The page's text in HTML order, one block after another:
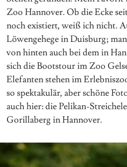
Zoo Hannover. Ob die Ecke
noch existiert, weiß ich nicht.
Löwengehege in Duisburg;
von hinten auch bei dem in
sich die Bootstour im Zoo
Elefanten stehen im
so spektakulär, aber schöne
auch hier: die Pelikan-
Gorillaberg in Hannover.